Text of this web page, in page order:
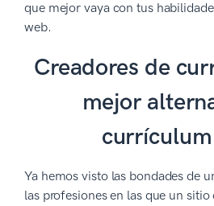
que mejor vaya con tus
web.
Creadores de
mejor
Ya hemos visto las bondades de
las profesiones en las que un